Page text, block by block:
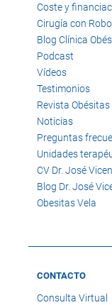
Coste y
Cirugía con
Blog Clínica
Podcast
Vídeos
Testimonios
Revista Obésitas
Noticias
Preguntas
Unidades
CV Dr. José
Blog Dr. José
Obesitas Vela
CONTACTO
Consulta Virtual